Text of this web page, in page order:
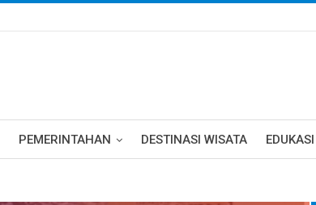
PEMERINTAHAN DESTINASI WISATA EDUKASI